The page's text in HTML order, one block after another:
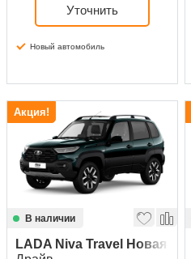
Уточнить
Новый автомобиль
Акция!
В наличии
LADA Niva Travel Новая